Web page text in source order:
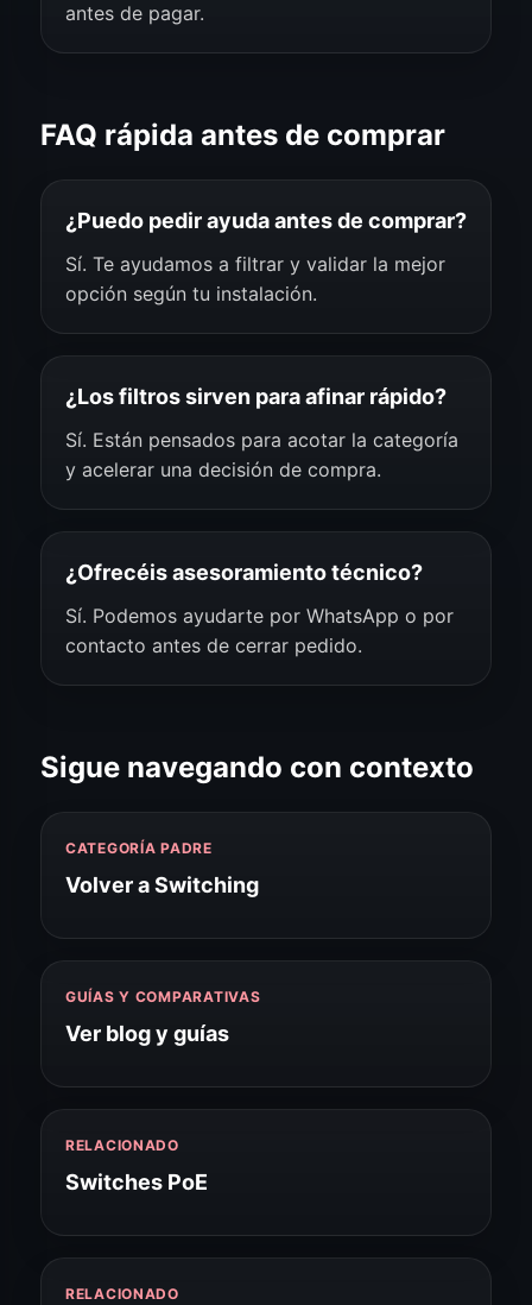
antes de pagar.
FAQ rápida antes de comprar
¿Puedo pedir ayuda antes de comprar?
Sí. Te ayudamos a filtrar y validar la mejor
opción según tu instalación.
¿Los filtros sirven para afinar rápido?
Sí. Están pensados para acotar la categoría
y acelerar una decisión de compra.
¿Ofrecéis asesoramiento técnico?
Sí. Podemos ayudarte por WhatsApp o por
contacto antes de cerrar pedido.
Sigue navegando con contexto
CATEGORÍA PADRE
Volver a Switching
GUÍAS Y COMPARATIVAS
Ver blog y guías
RELACIONADO
Switches PoE
RELACIONADO